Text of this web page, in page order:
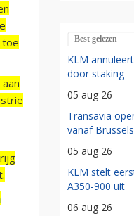
toe
Best gelezen
KLM
door staking
05 aug 26
Transavia
vanaf
05 aug 26
KLM stelt
A350-900 uit
06 aug 26